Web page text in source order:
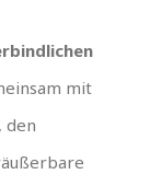
mit
den